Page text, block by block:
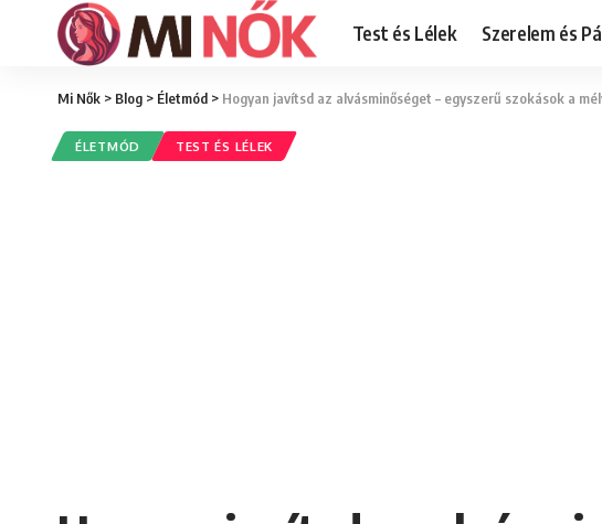
Test és Lélek Szerelem és
Mi Nők > Blog > Életmód > Hogyan javítsd az alvásminőséget – egyszerű szokások a
ÉLETMÓD TEST ÉS LÉLEK